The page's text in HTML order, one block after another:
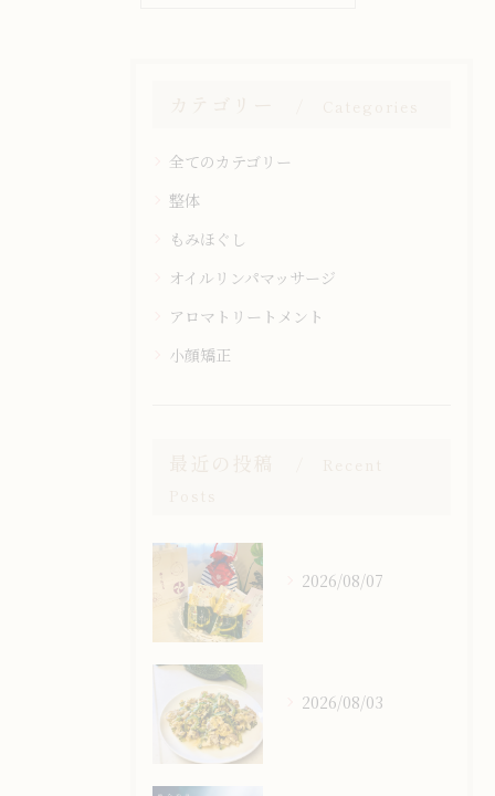
全てのカテゴリー
整体
もみほぐし
オイルリンパマッサージ
アロマトリートメント
小顔矯正
2026/08/07
2026/08/03